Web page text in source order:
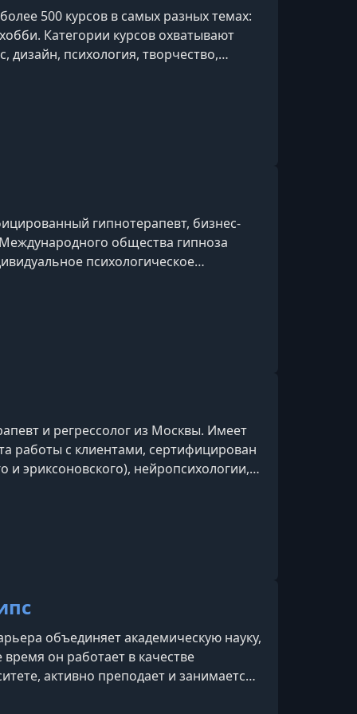
500 курсов в самых разных темах:
Категории курсов охватывают
дизайн, психология, творчество,
гипнотерапевт, бизнес-
общества гипноза
психологическое
значительный опыт в продажах,
и регрессолог из Москвы. Имеет
работы с клиентами, сертифицирован
и эриксоновского), нейропсихологии,
объединяет академическую науку,
он работает в качестве
активно преподает и занимается